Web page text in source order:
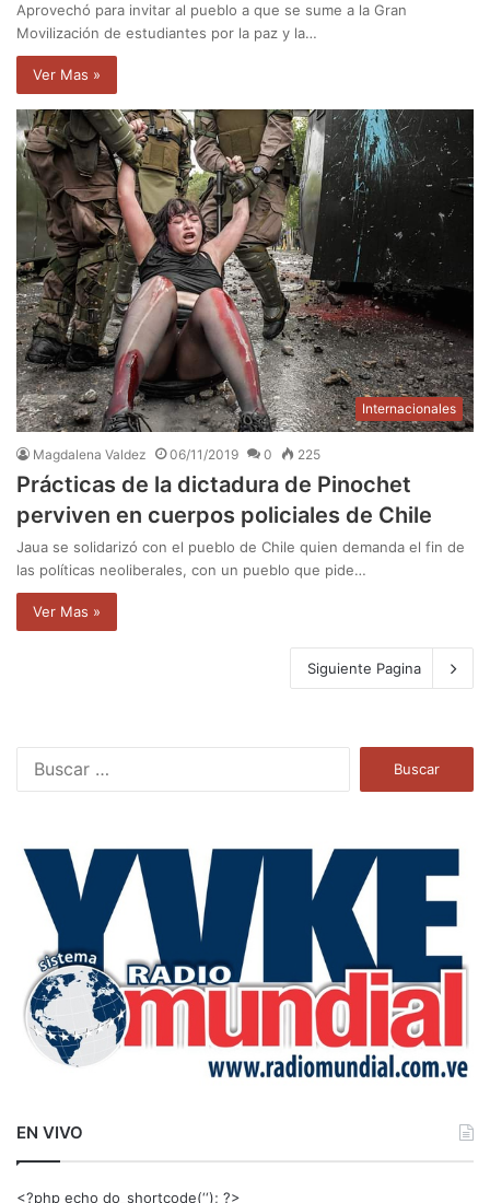
Aprovechó para invitar al pueblo a que se sume a la Gran
Movilización de estudiantes por la paz y la…
Ver Mas »
Internacionales
Magdalena Valdez 06/11/2019 0 225
Prácticas de la dictadura de Pinochet
perviven en cuerpos policiales de Chile
Jaua se solidarizó con el pueblo de Chile quien demanda el fin de
las políticas neoliberales, con un pueblo que pide…
Ver Mas »
Siguiente Pagina
a
EN VIVO
<?php echo do_shortcode(‘‘); ?>